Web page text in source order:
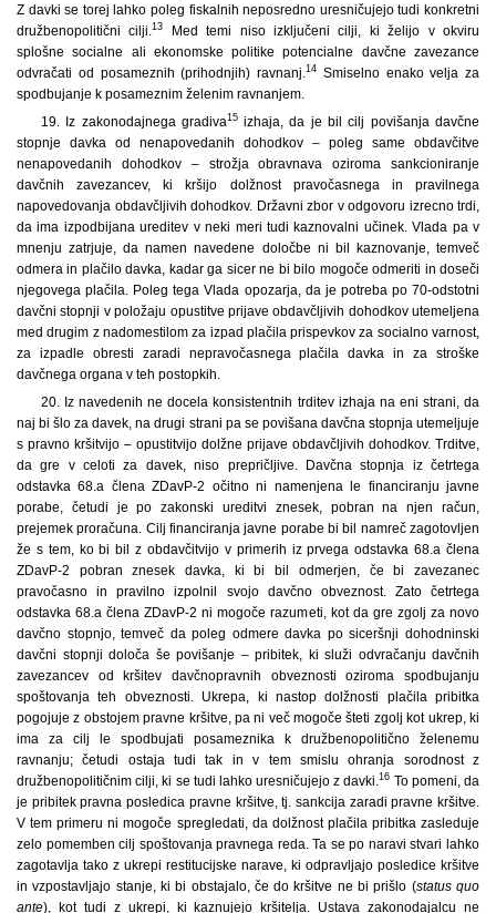
Z davki se torej lahko poleg fiskalnih neposredno uresničujejo tudi konkretni
družbenopolitični cilji.13
Med temi niso izključeni cilji, ki želijo v okviru
splošne socialne ali ekonomske politike potencialne davčne zavezance
odvračati od posameznih (prihodnjih) ravnanj. 14 Smiselno enako velja za
spodbujanje k posameznim želenim ravnanjem.
19. Iz zakonodajnega gradiva15izhaja, da je bil cilj povišanja davčne
stopnje davka od nenapovedanih dohodkov – poleg same obdavčitve
nenapovedanih dohodkov – strožja obravnava oziroma sankcioniranje
davčnih zavezancev, ki kršijo dolžnost pravočasnega in pravilnega
napovedovanja obdavčljivih dohodkov. Državni zbor v odgovoru izrecno trdi,
da ima izpodbijana ureditev v neki meri tudi kaznovalni učinek. Vlada pa v
mnenju zatrjuje, da namen navedene določbe ni bil kaznovanje, temveč
odmera in plačilo davka, kadar ga sicer ne bi bilo mogoče odmeriti in doseči
njegovega plačila. Poleg tega Vlada opozarja, da je potreba po 70-odstotni
davčni stopnji v položaju opustitve prijave obdavčljivih dohodkov utemeljena
med drugim z nadomestilom za izpad plačila prispevkov za socialno varnost,
za izpadle obresti zaradi nepravočasnega plačila davka in za stroške
davčnega organa v teh postopkih.
20. Iz navedenih ne docela konsistentnih trditev izhaja na eni strani, da
naj bi šlo za davek, na drugi strani pa se povišana davčna stopnja utemeljuje
s pravno kršitvijo – opustitvijo dolžne prijave obdavčljivih dohodkov. Trditve,
da gre v celoti za davek, niso prepričljive. Davčna stopnja iz četrtega
odstavka 68.a člena ZDavP-2 očitno ni namenjena le financiranju javne
porabe, četudi je po zakonski ureditvi znesek, pobran na njen račun,
prejemek proračuna. Cilj financiranja javne porabe bi bil namreč zagotovljen
že s tem, ko bi bil z obdavčitvijo v primerih iz prvega odstavka 68.a člena
ZDavP-2 pobran znesek davka, ki bi bil odmerjen, če bi zavezanec
pravočasno in pravilno izpolnil svojo davčno obveznost. Zato četrtega
odstavka 68.a člena ZDavP-2 ni mogoče razumeti, kot da gre zgolj za novo
davčno stopnjo, temveč da poleg odmere davka po siceršnji dohodninski
davčni stopnji določa še povišanje – pribitek, ki služi odvračanju davčnih
zavezancev od kršitev davčnopravnih obveznosti oziroma spodbujanju
spoštovanja teh obveznosti. Ukrepa, ki nastop dolžnosti plačila pribitka
pogojuje z obstojem pravne kršitve, pa ni več mogoče šteti zgolj kot ukrep, ki
ima za cilj le spodbujati posameznika k družbenopolitično želenemu
ravnanju; četudi ostaja tudi tak in v tem smislu ohranja sorodnost z
družbenopolitičnim cilji, ki se tudi lahko uresničujejo z davki.16 To pomeni, da
je pribitek pravna posledica pravne kršitve, tj. sankcija zaradi pravne kršitve.
V tem primeru ni mogoče spregledati, da dolžnost plačila pribitka zasleduje
zelo pomemben cilj spoštovanja pravnega reda. Ta se po naravi stvari lahko
zagotavlja tako z ukrepi restitucijske narave, ki odpravljajo posledice kršitve
in vzpostavljajo stanje, ki bi obstajalo, če do kršitve ne bi prišlo (status quo
ante), kot tudi z ukrepi, ki kaznujejo kršitelja. Ustava zakonodajalcu ne